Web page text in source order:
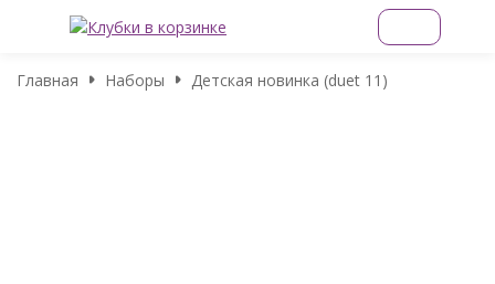
Главная Наборы Детская новинка (duet 11)